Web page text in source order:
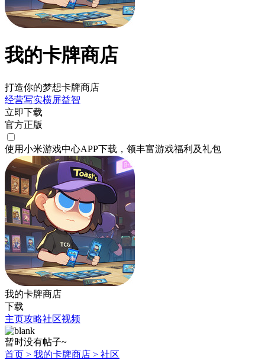
我的卡牌商店
打造你的梦想卡牌商店
经营写实横屏益智
立即下载
官方正版
使用小米游戏中心APP下载 ，领丰富游戏福利 及礼包
我的卡牌商店
下载
主页攻略社区视频
暂时没有帖子~
首页 > 我的卡牌商店 > 社区